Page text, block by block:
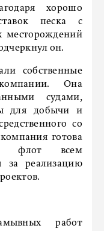
хорошо
песка с
месторождений
он.
собственные
Она
судами,
для добычи и
со
готова
флот всем
за реализацию
работ